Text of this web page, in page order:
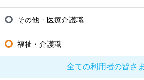
その他・医療介護職
福祉・介護職
全ての利用者の皆さ